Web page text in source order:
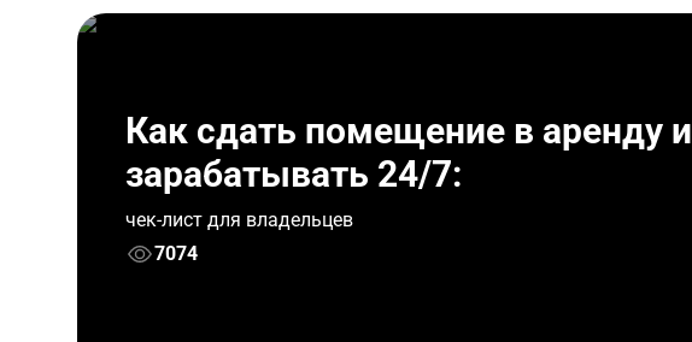
Как сдать помещение в аренду и
зарабатывать 24/7:
чек-лист для владельцев
7074